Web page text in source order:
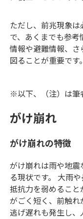
ただし、前兆現象
で、あくまでも参
情報や避難情報、
図ることが重要です。
※以下、（注）は筆
がけ崩れ
がけ崩れの特徴
がけ崩れは雨や地
る現状です。 大雨
抵抗力を弱めるこ
がごく短く、前触
逃げ遅れも発生し、